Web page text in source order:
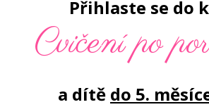
Přihlaste se do
Cvičení po
a dítě do 5.